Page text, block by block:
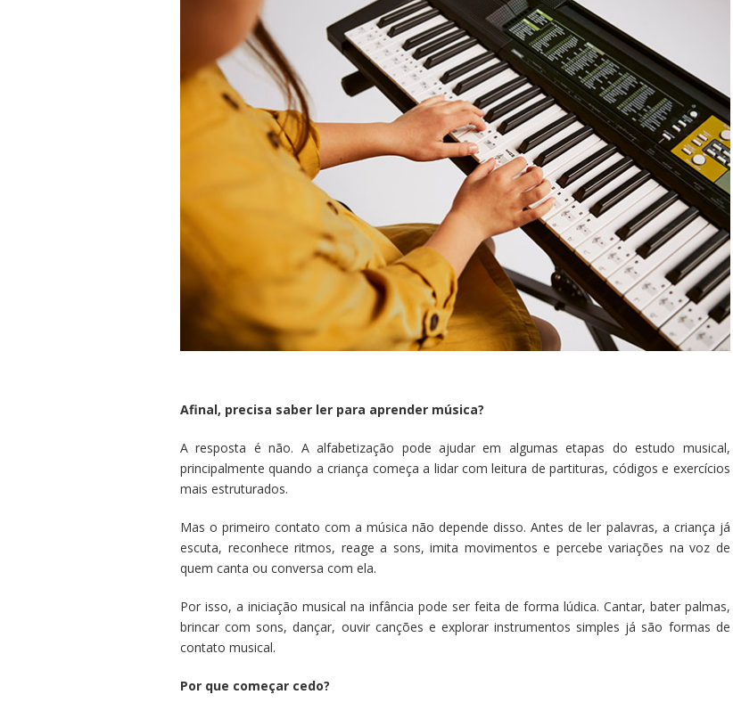
Afinal, precisa saber ler para aprender música?
A resposta é não. A alfabetização pode ajudar em algumas etapas do estudo musical,
principalmente quando a criança começa a lidar com leitura de partituras, códigos e exercícios
mais estruturados.
Mas o primeiro contato com a música não depende disso. Antes de ler palavras, a criança já
escuta, reconhece ritmos, reage a sons, imita movimentos e percebe variações na voz de
quem canta ou conversa com ela.
Por isso, a iniciação musical na infância pode ser feita de forma lúdica. Cantar, bater palmas,
brincar com sons, dançar, ouvir canções e explorar instrumentos simples já são formas de
contato musical.
Por que começar cedo?